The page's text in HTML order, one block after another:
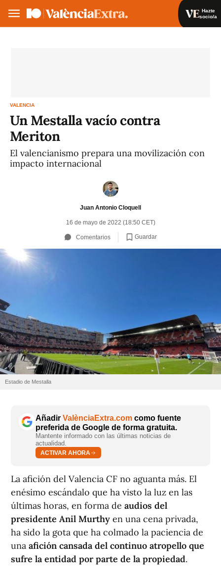
Hazte
socio/a
VALENCIA
Un Mestalla vacío contra
Meriton
El valencianismo prepara una movilización con
impacto internacional
Juan Antonio Cloquell
16 de mayo de 2022 (18:50 CET)
Comentarios Guardar
Estadio de Mestalla
Añadir ValènciaExtra.com como fuente
preferida de Google de forma gratuita.
Mantente informado con las últimas noticias de
actualidad.
ACTIVAR AHORA
La afición del Valencia CF no aguanta más. El
enésimo escándalo que ha visto la luz en las
últimas horas, en forma de audios del
presidente Anil Murthy en una cena privada,
ha sido la gota que ha colmado la paciencia de
una afición cansada del continuo atropello que
sufre la entidad por parte de la propiedad.